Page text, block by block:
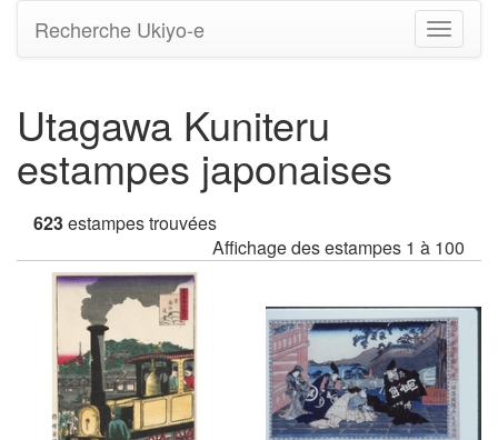
Basculer
la
Recherche Ukiyo-e
Utagawa Kuniteru
estampes japonaises
623estampes trouvées
Affichage des estampes 1 à 100